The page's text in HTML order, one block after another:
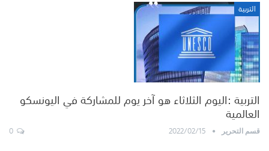
التربية
التربية :اليوم الثلاثاء هو آخر يوم للمشاركة في اليونسكو
العالمية
قسم التحرير 2022/02/15